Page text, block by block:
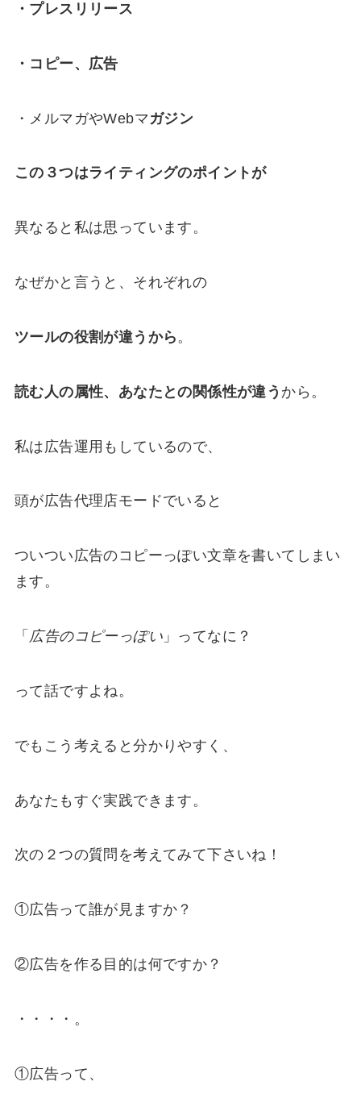
・プレスリリース
・コピー、広告
・メルマガやWebマガジン
この３つはライティングのポイントが
異なると私は思っています。
なぜかと言うと、それぞれの
ツールの役割が違うから 。
読む人の属性、あなたとの関係性が違う から。
私は広告運用もしているので、
頭が広告代理店モードでいると
ついつい広告のコピーっぽい文章を書いてしまい
ます。
「 広告のコピーっぽい」ってなに？
って話ですよね。
でもこう考えると分かりやすく、
あなたもすぐ実践できます。
次の２つの質問を考えてみて下さいね！
①広告って誰が見ますか？
②広告を作る目的は何ですか？
・・・・。
①広告って、